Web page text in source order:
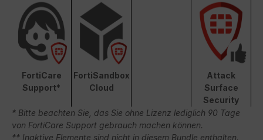
FortiCare
Support*
FortiSandbox
Cloud
Attack
Surface
Security
* Bitte beachten Sie, das Sie ohne Lizenz lediglich 90 Tage
von FortiCare Support gebrauch machen können.
** Inaktive Elemente sind nicht in diesem Bundle enthalten.